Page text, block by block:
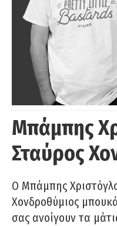
Μπάμπης
Σταύρος
O Μπάμπης
Χονδροθύμιος
σας ανοίγουν τα